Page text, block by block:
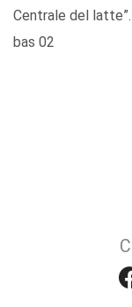
Centrale del latte”.
bas 02